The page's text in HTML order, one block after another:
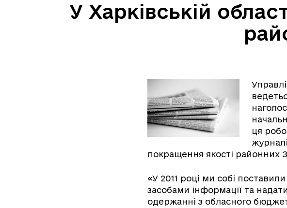
У Харківській
ця
покращення якості районних
«У 2011 році ми собі
засобами інформації та
одержанні з обласного